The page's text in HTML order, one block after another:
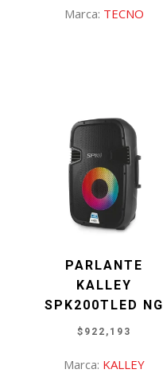
original
Marca: TECNO
PARLANTE
KALLEY
SPK200TLED NG
$ 922,193
Marca: KALLEY